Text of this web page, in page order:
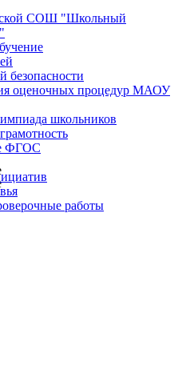
СОШ "Школьный
безопасности
оценочных процедур МАОУ
школьников
ФГОС
работы